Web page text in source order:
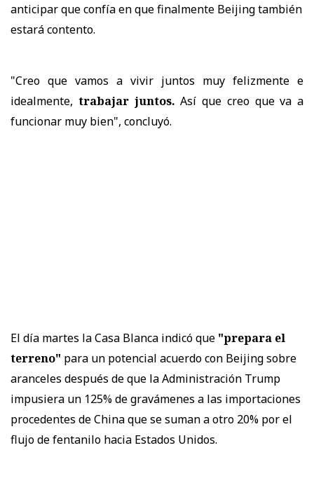
anticipar que confía en que finalmente Beijing también
estará contento.
"Creo que vamos a vivir juntos muy felizmente e
idealmente, trabajar juntos. Así que creo que va a
funcionar muy bien", concluyó.
El día martes la Casa Blanca indicó que "prepara el
terreno" para un potencial acuerdo con Beijing sobre
aranceles después de que la Administración Trump
impusiera un 125% de gravámenes a las importaciones
procedentes de China que se suman a otro 20% por el
flujo de fentanilo hacia Estados Unidos.